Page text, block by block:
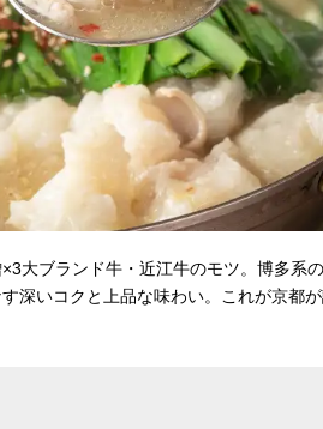
大ブランド牛・近江牛のモツ。博多系
深いコクと上品な味わい。これが京都